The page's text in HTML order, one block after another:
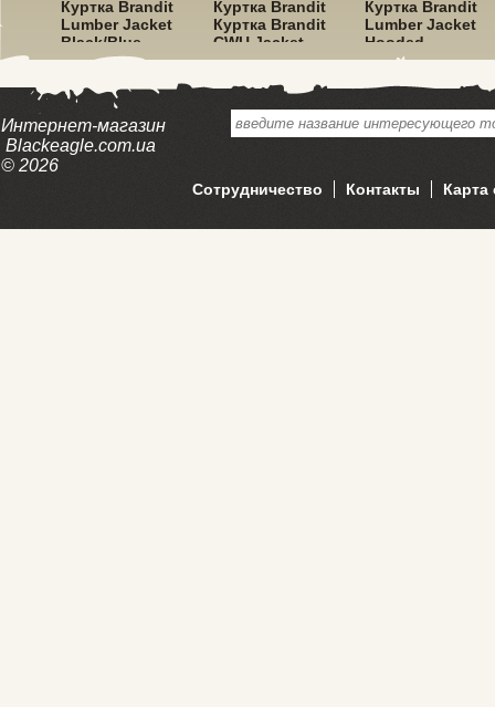
Куртка Brandit
Lumber Jacket
Black/Blue
Куртка Brandit
Куртка Brandit
CWU Jacket
Hooded Olive
Куртка Brandit
Lumber Jacket
Hooded
Red/Black
Интернет-магазин
Blackeagle.com.ua
© 2026
Сотрудничество Контакты Карта